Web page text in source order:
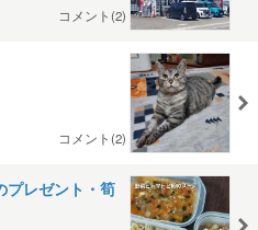
コメント(2)
コメント(2)
プレゼント・筍